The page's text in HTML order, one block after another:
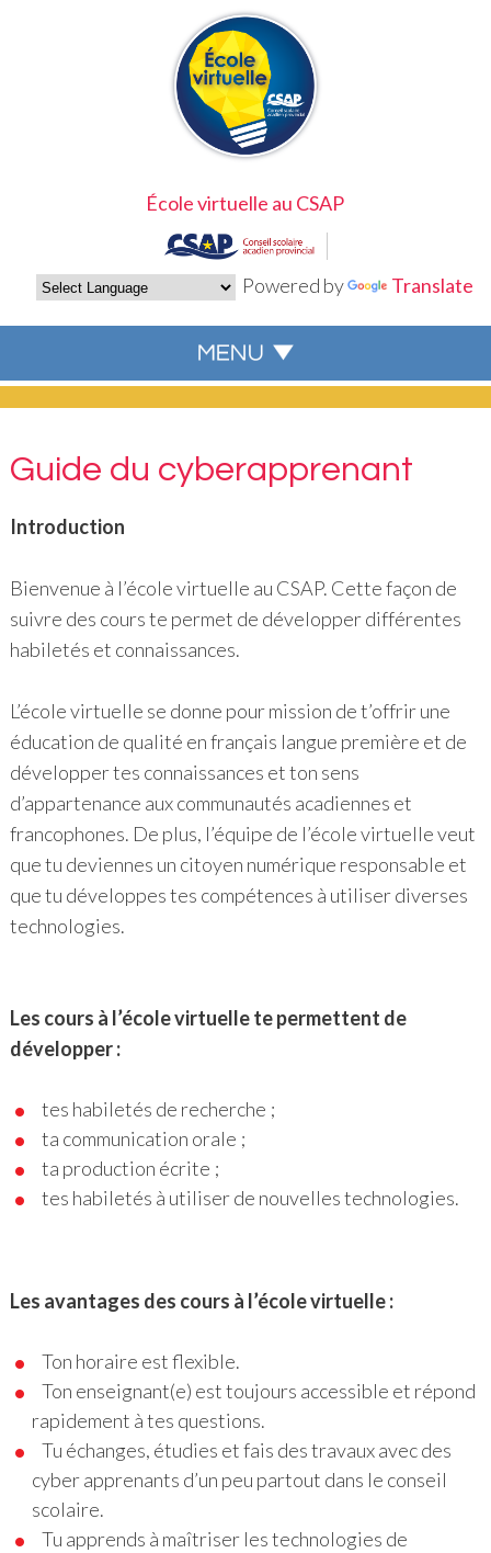
Powered by Translate
École virtuelle au CSAP
Guide du cyberapprenant
Introduction
Bienvenue à l’école virtuelle au CSAP. Cette façon de
suivre des cours te permet de développer différentes
habiletés et connaissances.
L’école virtuelle se donne pour mission de t’offrir une
éducation de qualité en français langue première et de
développer tes connaissances et ton sens
d’appartenance aux communautés acadiennes et
francophones. De plus, l’équipe de l’école virtuelle veut
que tu deviennes un citoyen numérique responsable et
que tu développes tes compétences à utiliser diverses
technologies.
Les cours à l’école virtuelle te permettent de
développer :
tes habiletés de recherche ;
ta communication orale ;
ta production écrite ;
tes habiletés à utiliser de nouvelles technologies.
Les avantages des cours à l’école virtuelle :
Ton horaire est flexible.
Ton enseignant(e) est toujours accessible et répond
rapidement à tes questions.
Tu échanges, étudies et fais des travaux avec des
cyber apprenants d’un peu partout dans le conseil
scolaire.
Tu apprends à maîtriser les technologies de